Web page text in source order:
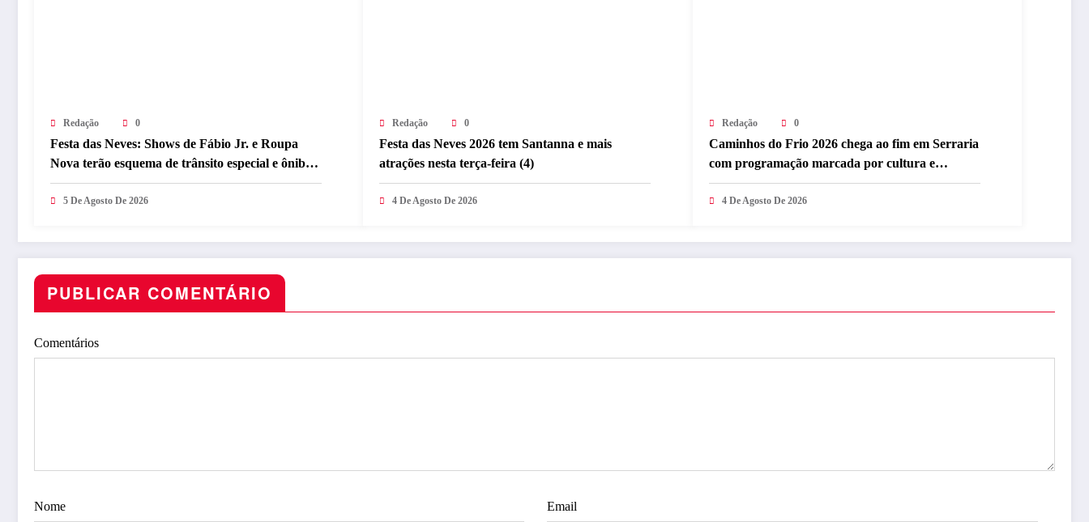
Redação 0
Festa das Neves: Shows de Fábio Jr. e Roupa
Nova terão esquema de trânsito especial e ônibus
extra
5 De Agosto De 2026
Redação 0
Festa das Neves 2026 tem Santanna e mais
atrações nesta terça-feira (4)
4 De Agosto De 2026
Redação 0
Caminhos do Frio 2026 chega ao fim em Serraria
com programação marcada por cultura e
gastronomia
4 De Agosto De 2026
PUBLICAR COMENTÁRIO
Comentários
Nome Email